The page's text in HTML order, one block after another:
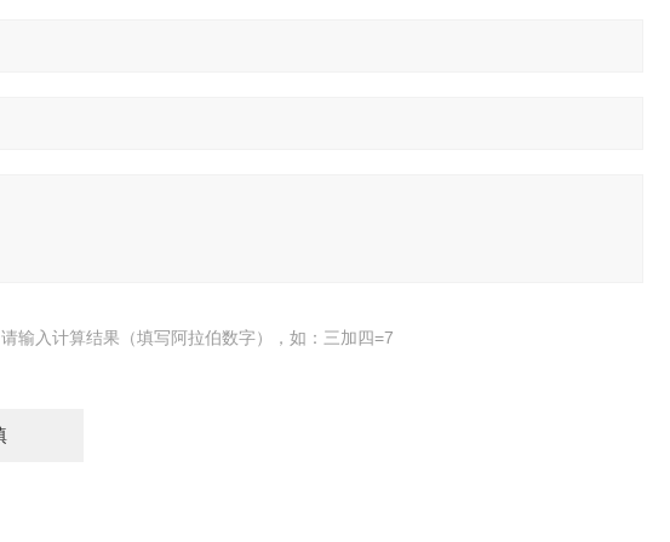
请输入计算结果（填写阿拉伯数字），如：三加四=7